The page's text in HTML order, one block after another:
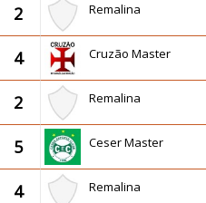
2 Remalina
4 Cruzão Master
2 Remalina
5 Ceser Master
4 Remalina